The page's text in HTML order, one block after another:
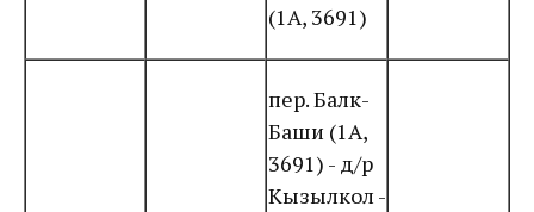
(1А, 3691)
пер. Балк-
Баши (1А,
3691) - д/р
Кызылкол -